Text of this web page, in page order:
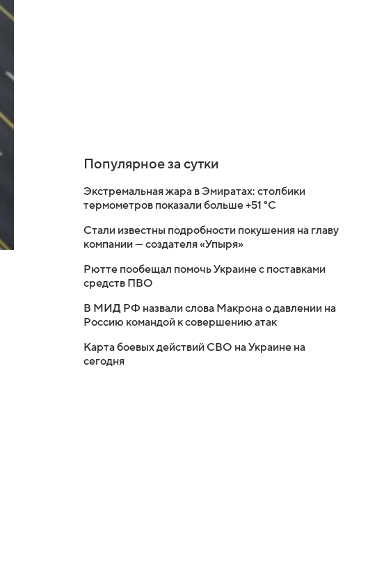
Популярное за сутки
Экстремальная жара в Эмиратах: столбики
термометров показали больше +51 °C
Стали известны подробности покушения на главу
компании — создателя «Упыря»
Рютте пообещал помочь Украине с поставками
средств ПВО
В МИД РФ назвали слова Макрона о давлении на
Россию командой к совершению атак
Карта боевых действий СВО на Украине на
сегодня